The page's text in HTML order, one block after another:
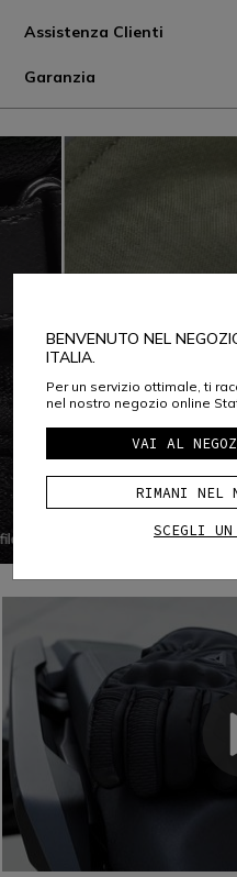
Assistenza Clienti
Garanzia
PERFORMANCE SHOCK
COMF-TEK
Comf-tek Knuckles è
BENVENUTO NEL
ITALIA.
Per un servizio ottimale, ti
nel nostro negozio online
VAI AL
RIMANI NEL
SCEGLI UN